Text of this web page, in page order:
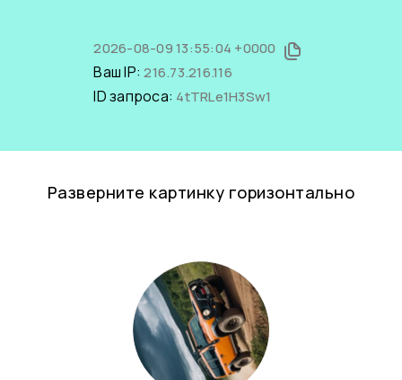
2026-08-09 13:55:04 +0000
Ваш IP:216.73.216.116
ID запроса: 4tTRLe1H3Sw1
Разверните картинку горизонтально